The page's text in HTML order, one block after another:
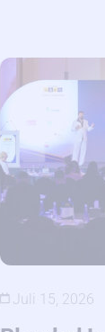
Juli 15, 2026